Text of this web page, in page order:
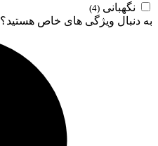
نگهبانی (4)
به دنبال ویژگی های خاص هستید؟